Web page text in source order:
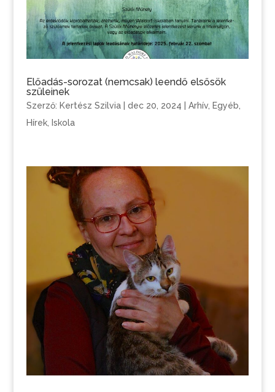
Előadás-sorozat (nemcsak) leendő elsősök
szüleinek
Szerző: Kertész Szilvia| dec 20, 2024 Arhív, Egyéb,
Hírek, Iskola